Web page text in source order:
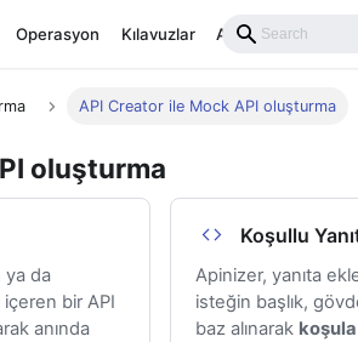
Operasyon Kılavuzlar API Reference
API Creator ile Mock API oluşturma
oluşturma
ya da
içeren bir API
anında
Koşullu
Apinizer, yanıta
isteğin başlık,
baz alınarak